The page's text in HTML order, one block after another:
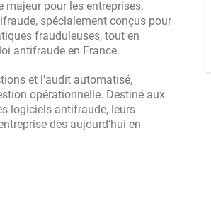
pour les entreprises,
spécialement conçus pour
frauduleuses, tout en
antifraude en France.
et l'audit automatisé,
opérationnelle. Destiné aux
logiciels antifraude, leurs
dès aujourd’hui en